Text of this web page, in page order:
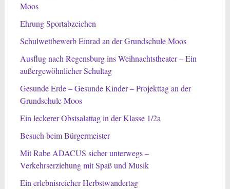
Moos
Ehrung Sportabzeichen
Schulwettbewerb Einrad an der Grundschule Moos
Ausflug nach Regensburg ins Weihnachtstheater – Ein
außergewöhnlicher Schultag
Gesunde Erde – Gesunde Kinder – Projekttag an der
Grundschule Moos
Ein leckerer Obstsalattag in der Klasse 1/2a
Besuch beim Bürgermeister
Mit Rabe ADACUS sicher unterwegs –
Verkehrserziehung mit Spaß und Musik
Ein erlebnisreicher Herbstwandertag